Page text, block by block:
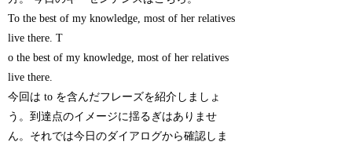
To the best of my knowledge, most of her relatives
live there. T
o the best of my knowledge, most of her relatives
live there.
今回は to を含んだフレーズを紹介しましょ
う。到達点のイメージに揺るぎはありませ
ん。それでは今日のダイアログから確認しま